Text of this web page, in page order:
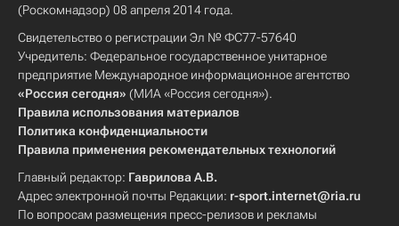
(Роскомнадзор) 08 апреля 2014 года.
Свидетельство о регистрации Эл № ФС77-57640
Учредитель: Федеральное государственное унитарное
предприятие Международное информационное агентство
«Россия сегодня» (МИА «Россия сегодня»).
Правила использования материалов
Политика конфиденциальности
Правила применения рекомендательных технологий
Главный редактор: Гаврилова А.В.
Адрес электронной почты Редакции: r-sport.internet@ria.ru
По вопросам размещения пресс-релизов и рекламы